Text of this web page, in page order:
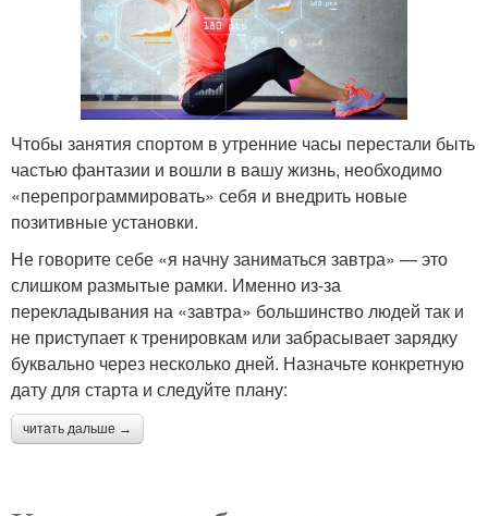
Чтобы занятия спортом в утренние часы перестали быть
частью фантазии и вошли в вашу жизнь, необходимо
«перепрограммировать» себя и внедрить новые
позитивные установки.
Не говорите себе «я начну заниматься завтра» — это
слишком размытые рамки. Именно из-за
перекладывания на «завтра» большинство людей так и
не приступает к тренировкам или забрасывает зарядку
буквально через несколько дней. Назначьте конкретную
дату для старта и следуйте плану:
читать дальше →